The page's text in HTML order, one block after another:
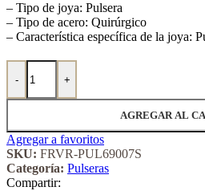
– Tipo de joya: Pulsera
– Tipo de acero: Quirúrgico
– Característica específica de la joya:
-
Pulsera de Acero Quirúrgico Forever
+
AGREGAR AL
Agregar a favoritos
SKU: FRVR-PUL69007S
Categoría: Pulseras
Compartir: